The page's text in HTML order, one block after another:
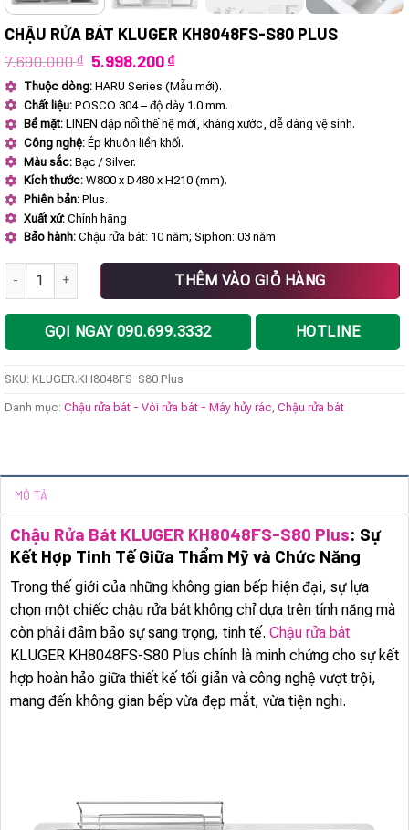
CHẬU RỬA BÁT KLUGER KH8048FS-S80 PLUS
7.690.000₫ Giá
là:
7.690.000 ₫.
5.998.200₫Giá
hiện
tại
là:
5.998.200 ₫.
Thuộc dòng: HARU Series (Mẫu mới).
Chất liệu: POSCO 304 – độ dày 1.0 mm.
Bề mặt: LINEN dập nổi thế hệ mới, kháng xước, dễ dàng vệ sinh.
Công nghệ: Ép khuôn liền khối.
Màu sắc: Bạc / Silver.
Kích thước: W800 x D480 x H210 (mm).
Phiên bản: Plus.
Xuất xứ: Chính hãng
Bảo hành: Chậu rửa bát: 10 năm; Siphon: 03 năm
Chậu rửa bát KLUGER KH8048FS-S80 Plus số lượng
THÊM VÀO GIỎ HÀNG
GỌI NGAY 090.699.3332 HOTLINE
SKU: KLUGER.KH8048FS-S80 Plus
Danh mục: Chậu rửa bát - Vòi rửa bát - Máy hủy rác Chậu rửa bát
MÔ TẢ
Chậu Rửa Bát KLUGER KH8048FS-S80 Plus: Sự
Kết Hợp Tinh Tế Giữa Thẩm Mỹ và Chức Năng
Trong thế giới của những không gian bếp hiện đại, sự lựa
chọn một chiếc chậu rửa bát không chỉ dựa trên tính năng mà
còn phải đảm bảo sự sang trọng, tinh tế. Chậu rửa bát
KLUGER KH8048FS-S80 Plus chính là minh chứng cho sự kết
hợp hoàn hảo giữa thiết kế tối giản và công nghệ vượt trội,
mang đến không gian bếp vừa đẹp mắt, vừa tiện nghi.